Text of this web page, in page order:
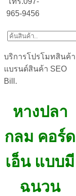
965-9456
บริการโปรโมทสินค้า
แบรนด์สินค้า SEO
Bill.
หางปลา
กลม คอร์ด
เอ็น แบบมี
ฉนวน